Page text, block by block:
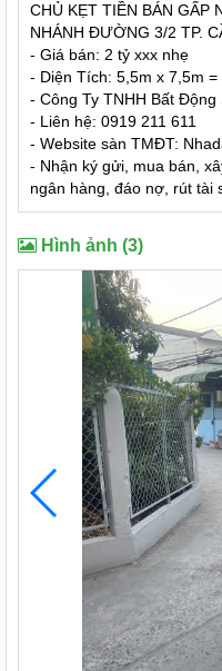
CHỦ KẸT TIỀN BÁN GẤP
NHÁNH ĐƯỜNG 3/2 TP.
- Giá bán: 2 tỷ xxx nhẹ
- Diện Tích: 5,5m x 7,5m
- Công Ty TNHH Bất Động
- Liên hệ: 0919 211 611
- Website sàn TMĐT:
- Nhận ký gửi, mua bán,
ngân hàng, đáo nợ, rút tài
Hình ảnh (3)